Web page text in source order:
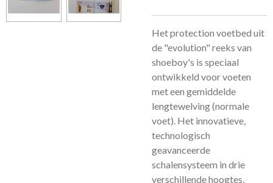
Het protection voetbed uit
de "evolution" reeks van
shoeboy's is speciaal
ontwikkeld voor voeten
met een gemiddelde
lengtewelving (normale
voet). Het innovatieve,
technologisch
geavanceerde
schalensysteem in drie
verschillende hoogtes,